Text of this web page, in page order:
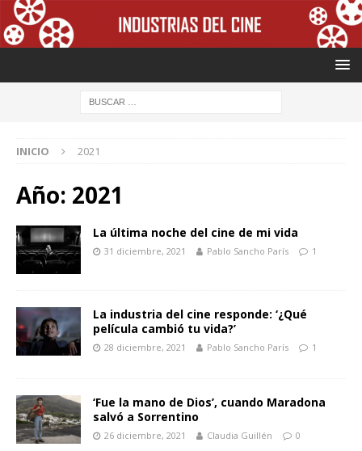
INICIO 2021
Año: 2021
La última noche del cine de mi vida
31 diciembre, 2021 Pablo Sancho París 1
La industria del cine responde: ‘¿Qué
película cambió tu vida?’
28 diciembre, 2021 Pablo Sancho París 1
‘Fue la mano de Dios’, cuando Maradona
salvó a Sorrentino
26 diciembre, 2021 Claudia Guillén 0